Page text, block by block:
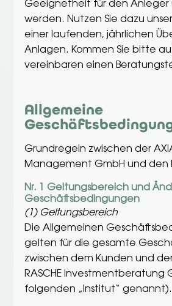
Geeignetheit für den Anleger
werden. Nutzen Sie dazu
einer laufenden, jährlichen
Anlagen. Kommen Sie bitte
vereinbaren einen
Allgemeine
Grundregeln zwischen der
Management GmbH und den
Nr. 1 Geltungsbereich und
Geschäftsbedingungen
(1) Geltungsbereich
Die Allgemeinen
gelten für die gesamte
zwischen dem Kunden und der
RASCHE Investmentberatung
folgenden „Institut“ genannt).